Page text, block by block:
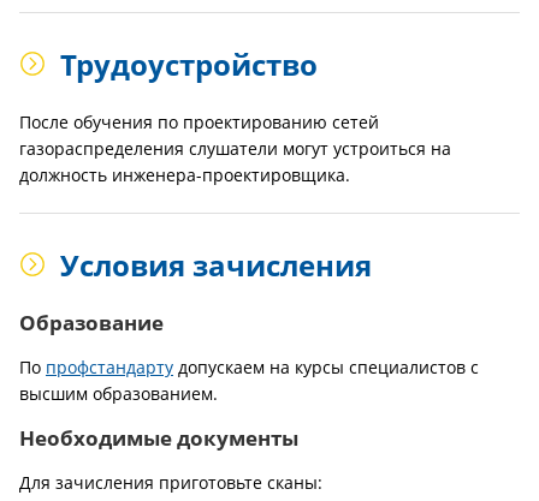
Трудоустройство
После обучения по проектированию сетей
газораспределения слушатели могут устроиться на
должность инженера-проектировщика.
Условия зачисления
Образование
По профстандарту допускаем на курсы специалистов с
высшим образованием.
Необходимые документы
Для зачисления приготовьте сканы: